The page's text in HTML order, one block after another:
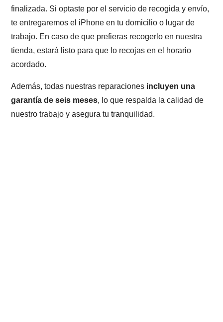
finalizada. Si optaste por el servicio de recogida y envío,
te entregaremos el iPhone en tu domicilio o lugar de
trabajo. En caso de que prefieras recogerlo en nuestra
tienda, estará listo para que lo recojas en el horario
acordado.
Además, todas nuestras reparaciones incluyen una
garantía de seis meses, lo que respalda la calidad de
nuestro trabajo y asegura tu tranquilidad.